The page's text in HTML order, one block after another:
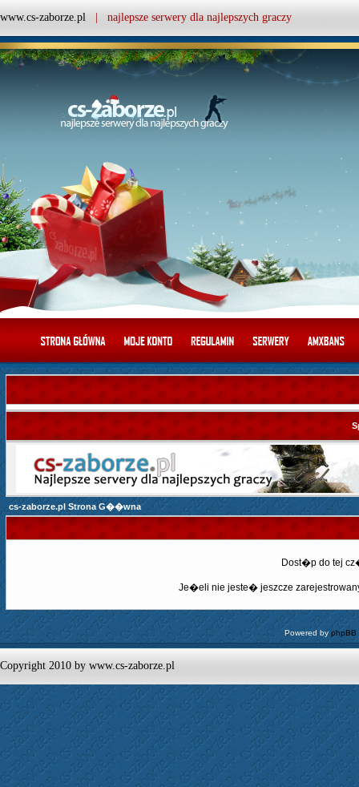
www.cs-zaborze.pl | najlepsze serwery dla najlepszych graczy
cs-zaborze.pl Strona G��wna
Dost�p do tej
Je�eli nie jeste� jeszcze
Powered byphpBB
Copyright 2010 by www.cs-zaborze.pl